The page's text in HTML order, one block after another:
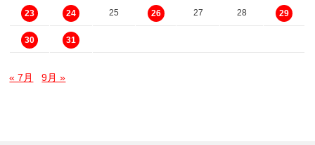
23 24 25 26 27 28 29
30 31
« 7月 9月 »